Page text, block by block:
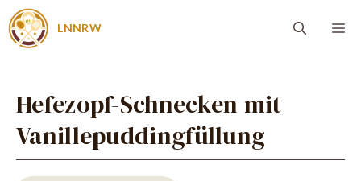
Zum
Inhalt
LNNRW
Hefezopf-Schnecken mit
Vanillepuddingfüllung